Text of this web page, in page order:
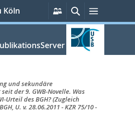
Köln
Persönliche
Services
SucheMenü
und sekundäre
der 9. GWB-Novelle. Was
Urteil des BGH? (Zugleich
U. v. 28.06.2011 - KZR 75/10 -